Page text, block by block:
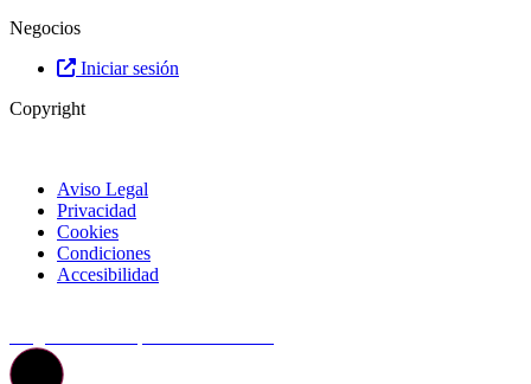
Negocios
Iniciar sesión
Copyright
Aviso Legal
Privacidad
Cookies
Condiciones
Accesibilidad